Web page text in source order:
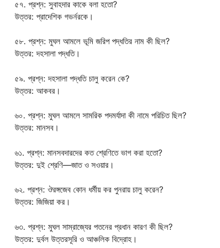
৫৭. প্রশ্ন: সুবাহদার কাকে বলা হতো?
উত্তর: প্রাদেশিক গভর্নরকে।
৫৮. প্রশ্ন: মুঘল আমলে ভূমি জরিপ পদ্ধতির নাম কী ছিল?
উত্তর: দহসালা পদ্ধতি।
৫৯. প্রশ্ন: দহসালা পদ্ধতি চালু করেন কে?
উত্তর: আকবর।
৬০. প্রশ্ন: মুঘল আমলে সামরিক পদমর্যাদা কী নামে পরিচিত ছিল?
উত্তর: মানসব।
৬১. প্রশ্ন: মানসবদারদের কত শ্রেণিতে ভাগ করা হতো?
উত্তর: দুই শ্রেণি—জাত ও সওয়ার।
৬২. প্রশ্ন: ঔরঙ্গজেব কোন ধর্মীয় কর পুনরায় চালু করেন?
উত্তর: জিজিয়া কর।
৬৩. প্রশ্ন: মুঘল সাম্রাজ্যের পতনের প্রধান কারণ কী ছিল?
উত্তর: দুর্বল উত্তরসূরি ও আঞ্চলিক বিদ্রোহ।